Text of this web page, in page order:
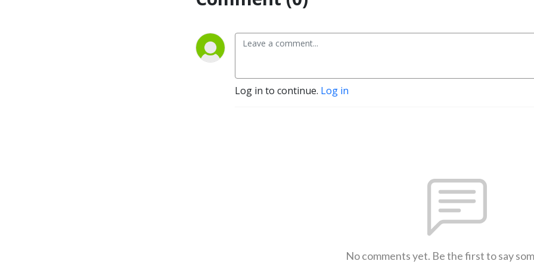
Log in to continue. Log in
No comments yet. Be the first to say